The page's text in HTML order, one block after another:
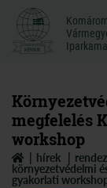
megfelelés
workshop
hírek
környezetvédelmi
gyakorlati